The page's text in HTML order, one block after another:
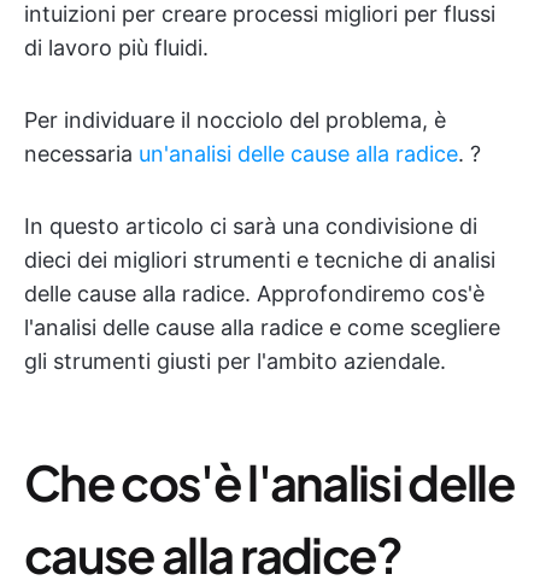
intuizioni per creare processi migliori per flussi
di lavoro più fluidi.
Per individuare il nocciolo del problema, è
necessaria un'analisi delle cause alla radice. ?
In questo articolo ci sarà una condivisione di
dieci dei migliori strumenti e tecniche di analisi
delle cause alla radice. Approfondiremo cos'è
l'analisi delle cause alla radice e come scegliere
gli strumenti giusti per l'ambito aziendale.
Che cos'è l'analisi delle
cause alla radice?